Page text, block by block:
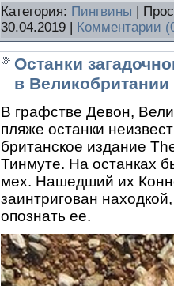
Категория: Пингвины |
30.04.2019
Комментарии
Останки
в Великобритании
В графстве Девон,
пляже останки
британское издание
Тинмуте. На останках
мех. Нашедший их
заинтригован
опознать ее.